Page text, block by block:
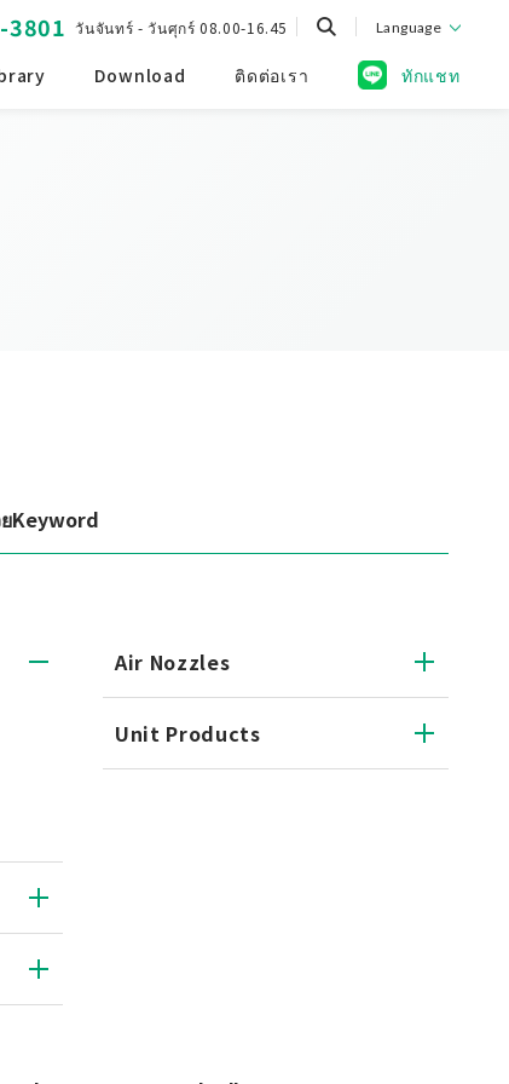
Download ติดต่อเรา ทักแชท
3801 วันจันทร์ - วันศุกร์ 08.00-16.45 Language
Keyword
Air Nozzles
Unit Products